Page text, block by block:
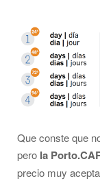
Que conste que
pero la
precio muy